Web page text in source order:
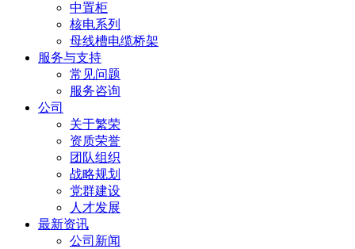
中置柜
核电系列
母线槽电缆桥架
服务与支持
常见问题
服务咨询
公司
关于繁荣
资质荣誉
团队组织
战略规划
党群建设
人才发展
最新资讯
公司新闻